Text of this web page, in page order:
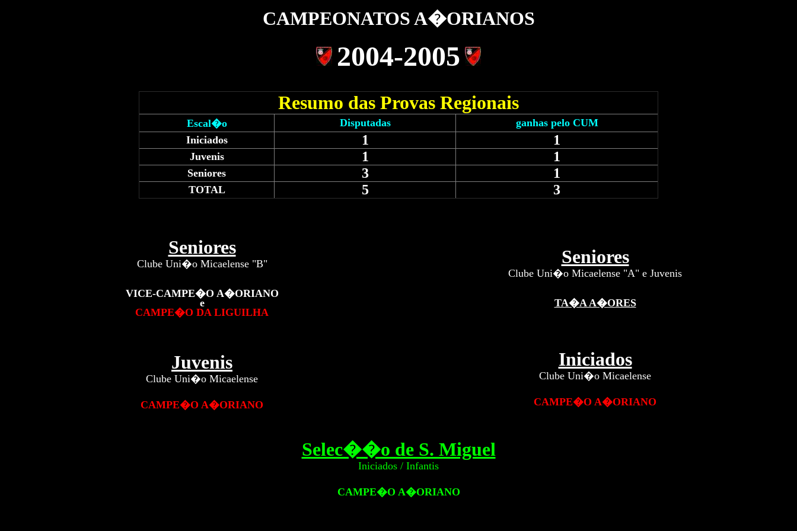
CAMPEONATOS A�ORIANOS
2004-2005
Resumo das Provas Regionais
Escal�o Disputadas
ganhas pelo CUM
Iniciados
1 1
Juvenis 1 1
Seniores 3 1
TOTAL 5 3
Seniores
Clube Uni�o Micaelense "B"
VICE-CAMPE�O A�ORIANO
e
CAMPE�O DA LIGUILHA
Seniores
Clube Uni�o Micaelense "A" e Juvenis
TA�A A�ORES
Juvenis
Clube Uni�o Micaelense
CAMPE�O A�ORIANO
Iniciados
Clube Uni�o Micaelense
CAMPE�O A�ORIANO
Selec��o de S. Miguel
Iniciados / Infantis
CAMPE�O A�ORIANO